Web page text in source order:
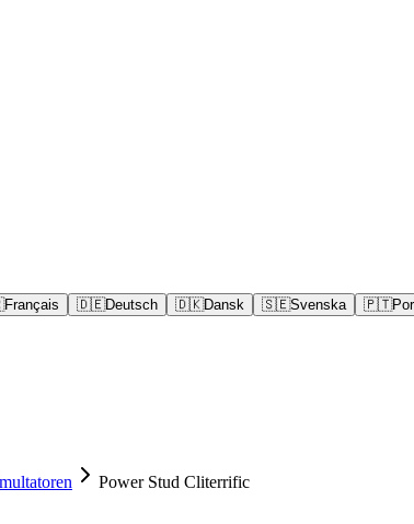
Français 🇩🇪Deutsch 🇩🇰Dansk 🇸🇪Svenska 🇵🇹
Power Stud Cliterrific